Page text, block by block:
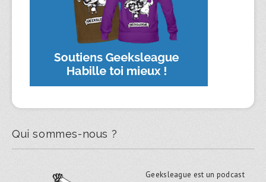
Qui sommes-nous ?
Geeksleague est un podcast